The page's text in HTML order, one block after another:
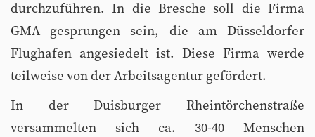
durchzuführen. In die Bresche soll die Firma
GMA gesprungen sein, die am Düsseldorfer
Flughafen angesiedelt ist. Diese Firma werde
teilweise von der Arbeitsagentur gefördert.
In der Duisburger Rheintörchenstraße
versammelten sich ca. 30-40 Menschen